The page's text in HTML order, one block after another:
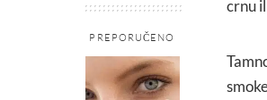
PREPORUČENO
crnu